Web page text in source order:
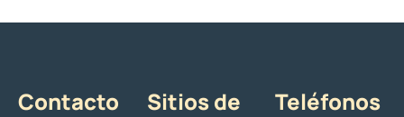
Contacto
Sitios de
Teléfonos